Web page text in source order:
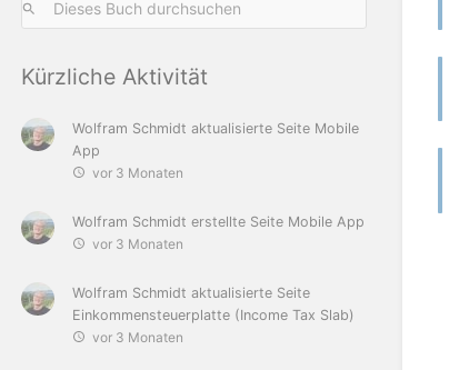
Kürzliche Aktivität
Wolfram Schmidt aktualisierte Seite Mobile
App
vor 3 Monaten
Wolfram Schmidt erstellte Seite Mobile App
vor 3 Monaten
Wolfram Schmidt aktualisierte Seite
Einkommensteuerplatte (Income Tax Slab)
vor 3 Monaten